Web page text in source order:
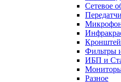
Сетевое
Фильтры
ИБП и
Мониторы
Разное